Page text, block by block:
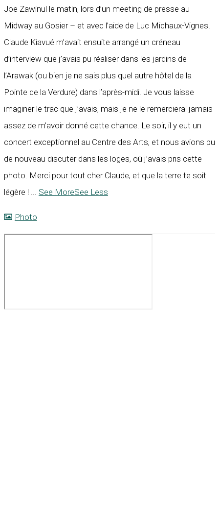
Joe Zawinul le matin, lors d’un meeting de presse au
Midway au Gosier – et avec l’aide de Luc Michaux-Vignes.
Claude Kiavué m’avait ensuite arrangé un créneau
d’interview que j’avais pu réaliser dans les jardins de
l’Arawak (ou bien je ne sais plus quel autre hôtel de la
Pointe de la Verdure) dans l’après-midi. Je vous laisse
imaginer le trac que j’avais, mais je ne le remercierai jamais
assez de m’avoir donné cette chance. Le soir, il y eut un
concert exceptionnel au Centre des Arts, et nous avions pu
de nouveau discuter dans les loges, où j’avais pris cette
photo. Merci pour tout cher Claude, et que la terre te soit
légère ! ... See MoreSee Less
Photo